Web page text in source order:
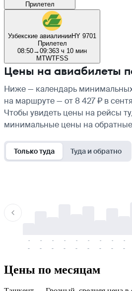
Прилетел
Узбекские авиалинииHY 9701
Прилетел
08:50→09:363 ч 10 мин
MTWTFSS
Цены на авиабилеты
Ниже — календарь
на маршруте — от 8 427 ₽ в
Чтобы увидеть цены на рейсы
минимальные цены на
Только туда Туда и обратно
-
-
-
-
-
-
-
-
-
-
-
-
-
-
-
-
-
-
Цены по месяцам